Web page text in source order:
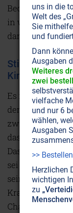
Bedingungen,
in welcher
darf.
Stillen schafft
Kind
Es ist wichtig,
denn dadurch
zwischen den
das Kind
Das Kind einer
sei laut
sein kann, dass
Krankheiten,
Charakter
uns in die
Welt des
Sie
und
Dann
Ausgaben
Weiteres
zwei
vielfache
und nur 6
wählen,
Ausgaben
>>
Herzlichen
wichtigen
zu